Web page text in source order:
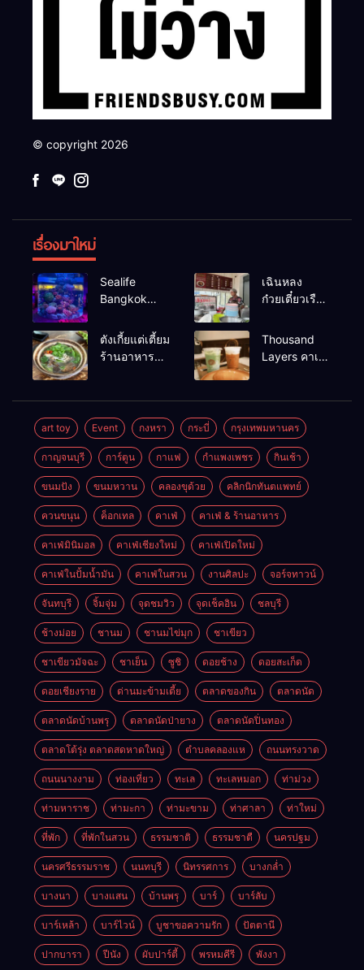
© copyright 2026
เรื่องมาใหม่
Sealife
Bangkok
แบงค์คอก
เฉินหลง
ก๋วยเตี๋ยวเรือ
อร่อยร้านดัง
หาดใหญ่
ตังเกี้ยแต่เตี้ยม
ร้านอาหาร
Thousand
Layers คาเฟ่
art toy Event กงหรา กระบี่ กรุงเทพมหานคร
กาญจนบุรี การ์ตูน กาแฟ กำแพงเพชร กินเช้า
ขนมปัง ขนมหวาน คลองขุด้วย คลิกนิกทันตแพทย์
ควนขนุน ค็อกเทล คาเฟ่ คาเฟ่ & ร้านอาหาร
คาเฟ่มินิมอล คาเฟ่เชียงใหม่ คาเฟ่เปิดใหม่
คาเฟ่ในปั้มน้ำมัน คาเฟ่ในสวน งานศิลปะ จอร์จทาวน์
จันทบุรี จิ้มจุ่ม จุดชมวิว จุดเช็คอิน ชลบุรี
ช้างม่อย ชานม ชานมไข่มุก ชาเขียว
ชาเขียวมัจฉะ ชาเย็น ซูชิ ดอยช้าง ดอยสะเก็ด
ดอยเชียงราย ด่านมะข้ามเตี้ย ตลาดของกิน ตลาดนัด
ตลาดนัดบ้านพรุ ตลาดนัดป่ายาง ตลาดนัดปิ่นทอง
ตลาดโต้รุ่ง ตลาดสดหาดใหญ่ ตำบลคลองแห ถนนทรงวาด
ถนนนางงาม ท่องเที่ยว ทะเล ทะเลหมอก ท่าม่วง
ท่ามหาราช ท่ามะกา ท่ามะขาม ท่าศาลา ท่าใหม่
ที่พัก ที่พักในสวน ธรรมชาติ ธรรมชาตื นครปฐม
นครศรีธรรมราช นนทบุรี นิทรรศการ บางกล่ำ
บางนา บางแสน บ้านพรุ บาร์ บาร์ลับ
บาร์เหล้า บาร์ไวน์ บูชาขอความรัก ปัตตานี
ปากบารา ปีนัง ผับปาร์ตี้ พรหมคีรี พังงา